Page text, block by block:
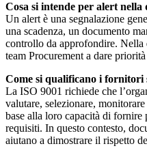
Cosa si intende per alert
Un alert è una segnalazione
una scadenza, un documento
controllo da approfondire.
team Procurement a dare
Come si qualificano i fornitori
La ISO 9001 richiede che
valutare, selezionare,
base alla loro capacità di
requisiti. In questo contesto,
aiutano a dimostrare il rispetto